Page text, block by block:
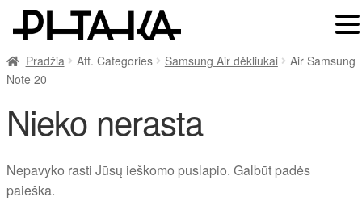
Pradžia Att. Categories Samsung Air dėkliukai
Air Samsung
Note 20
Nieko nerasta
Nepavyko rasti Jūsų ieškomo puslapio. Galbūt padės
paieška.